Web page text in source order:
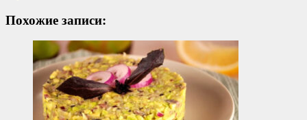
Похожие записи: